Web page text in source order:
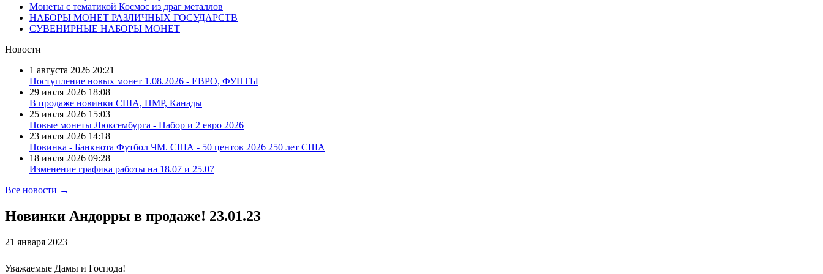
Монеты с тематикой Космос из драг металлов
НАБОРЫ МОНЕТ РАЗЛИЧНЫХ ГОСУДАРСТВ
СУВЕНИРНЫЕ НАБОРЫ МОНЕТ
Новости
1 августа 2026 20:21
Поступление новых монет 1.08.2026 - ЕВРО, ФУНТЫ
29 июля 2026 18:08
В продаже новинки США, ПМР, Канады
25 июля 2026 15:03
Новые монеты Люксембурга - Набор и 2 евро 2026
23 июля 2026 14:18
Новинка - Банкнота Футбол ЧМ. США - 50 центов 2026 250 лет США
18 июля 2026 09:28
Изменение графика работы на 18.07 и 25.07
Все новости →
Новинки Андорры в продаже! 23.01.23​
21 января 2023
Уважаемые Дамы и Господа!